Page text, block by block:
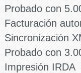
Probado con
Facturación
Sincronización
Probado con
Impresión IRDA